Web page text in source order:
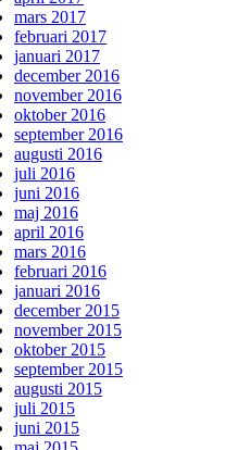
mars 2017
februari 2017
januari 2017
december 2016
november 2016
oktober 2016
september 2016
augusti 2016
juli 2016
juni 2016
maj 2016
april 2016
mars 2016
februari 2016
januari 2016
december 2015
november 2015
oktober 2015
september 2015
augusti 2015
juli 2015
juni 2015